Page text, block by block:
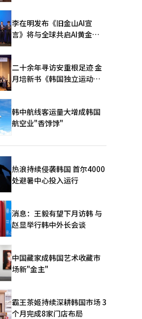
李在明发布《旧金山AI宣
言》将与全球共启AI黄金时
二十余年寻访安重根足迹 金
月培新书《韩国独立运动圣
韩中航线客运量大增成韩国
航空业"香饽饽"
热浪持续侵袭韩国 首尔4000
处避暑中心投入运行
消息：王毅有望下月访韩 与
赵显举行韩中外长会谈
中国藏家成韩国艺术收藏市
场新"金主"
霸王茶姬持续深耕韩国市场 3
个月完成8家门店布局